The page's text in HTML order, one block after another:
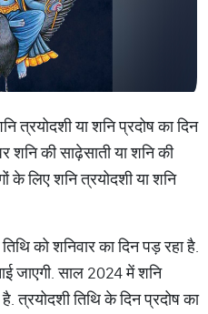
त्रयोदशी या शनि प्रदोष का दिन
शनि की साढ़ेसाती या शनि की
के लिए शनि त्रयोदशी या शनि
को शनिवार का दिन पड़ रहा है.
जाएगी. साल 2024 में शनि
त्रयोदशी तिथि के दिन प्रदोष का